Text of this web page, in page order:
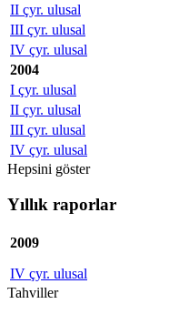
II çyr. ulusal
III çyr. ulusal
IV çyr. ulusal
2004
I çyr. ulusal
II çyr. ulusal
III çyr. ulusal
IV çyr. ulusal
Hepsini göster
Yıllık raporlar
2009
IV çyr. ulusal
Tahviller